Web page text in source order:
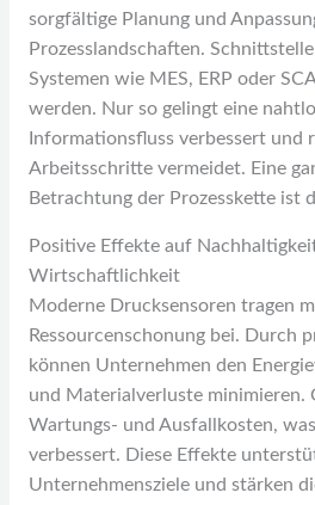
sorgfältige Planung und
Prozesslandschaften.
Systemen wie MES, ERP oder
werden. Nur so gelingt eine
Informationsfluss verbessert und
Arbeitsschritte vermeidet. Eine
Betrachtung der Prozesskette ist
Positive Effekte auf
Wirtschaftlichkeit
Moderne Drucksensoren tragen
Ressourcenschonung bei. Durch
können Unternehmen den
und Materialverluste minimieren.
Wartungs- und Ausfallkosten,
verbessert. Diese Effekte
Unternehmensziele und stärken